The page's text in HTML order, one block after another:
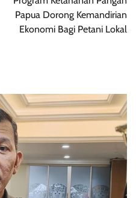
Papua Dorong Kemandirian
Ekonomi Bagi Petani Lokal